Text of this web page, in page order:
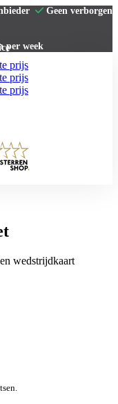
Geen verborgen
per week
wedstrijdkaart